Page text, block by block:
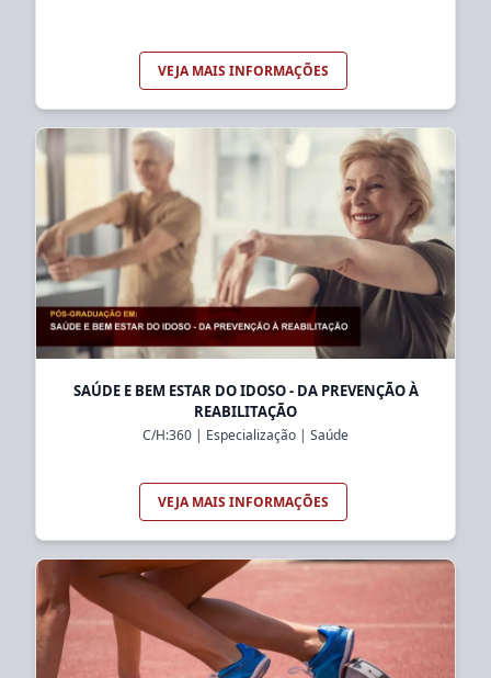
VEJA MAIS INFORMAÇÕES
SAÚDE E BEM ESTAR DO IDOSO - DA PREVENÇÃO À
REABILITAÇÃO
C/H:360 | Especialização | Saúde
VEJA MAIS INFORMAÇÕES